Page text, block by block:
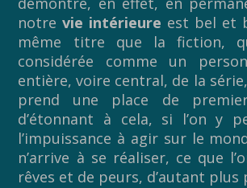
notrevie intérieure est bel et
même titre que la fiction,
considérée comme un
entière, voire central, de la
prend une place de
d’étonnant à cela, si l’on y
l’impuissance à agir sur le
n’arrive à se réaliser, ce que
rêves et de peurs, d’autant plus